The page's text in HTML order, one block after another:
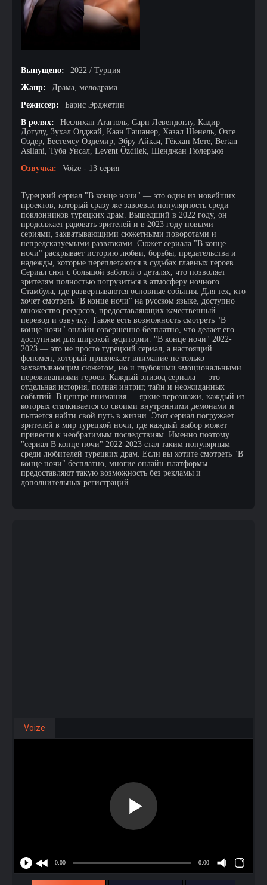
Выпущено:
2022 / Турция
Жанр:
Драма, мелодрама
Режиссер:
Барис Эрджетин
В ролях:
Неслихан Атагюль, Сарп Левендоглу, Кадир
Догулу, Зухал Олджай, Каан Ташанер, Хазал Шенель, Озге
Оздер, Бестемсу Оздемир, Эбру Айкач, Гёкхан Мете, Bertan
Asllani, Туба Унсал, Levent Özdilek, Шенджан Гюлерьюз
Озвучка:
Voize - 13 серия
Турецкий сериал "В конце ночи" — это один из новейших
проектов, который сразу же завоевал популярность среди
поклонников турецких драм. Вышедший в 2022 году, он
продолжает радовать зрителей и в 2023 году новыми
сериями, захватывающими сюжетными поворотами и
непредсказуемыми развязками. Сюжет сериала "В конце
ночи" раскрывает историю любви, борьбы, предательства и
надежды, которые переплетаются в судьбах главных героев.
Сериал снят с большой заботой о деталях, что позволяет
зрителям полностью погрузиться в атмосферу ночного
Стамбула, где развертываются основные события. Для тех, кто
хочет смотреть "В конце ночи" на русском языке, доступно
множество ресурсов, предоставляющих качественный
перевод и озвучку. Также есть возможность смотреть "В
конце ночи" онлайн совершенно бесплатно, что делает его
доступным для широкой аудитории. "В конце ночи" 2022-
2023 — это не просто турецкий сериал, а настоящий
феномен, который привлекает внимание не только
захватывающим сюжетом, но и глубокими эмоциональными
переживаниями героев. Каждый эпизод сериала — это
отдельная история, полная интриг, тайн и неожиданных
событий. В центре внимания — яркие персонажи, каждый из
которых сталкивается со своими внутренними демонами и
пытается найти свой путь в жизни. Этот сериал погружает
зрителей в мир турецкой ночи, где каждый выбор может
привести к необратимым последствиям. Именно поэтому
"сериал В конце ночи" 2022-2023 стал таким популярным
среди любителей турецких драм. Если вы хотите смотреть "В
конце ночи" бесплатно, многие онлайн-платформы
предоставляют такую возможность без рекламы и
дополнительных регистраций.
Voize